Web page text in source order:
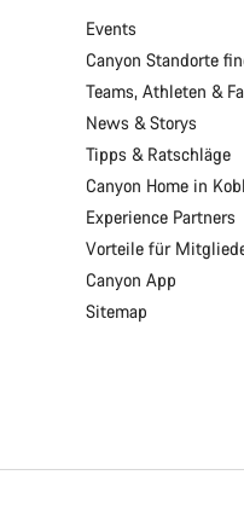
Events
Canyon Standorte
Teams, Athleten &
News & Storys
Tipps & Ratschläge
Canyon Home in
Experience Partners
Vorteile für
Canyon App
Sitemap